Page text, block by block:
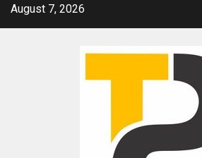
SkipAugust 7, 2026